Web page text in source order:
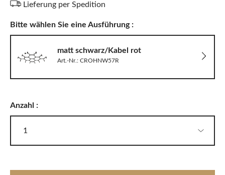
Lieferung per Spedition
Bitte wählen Sie eine Ausführung :
matt schwarz/Kabel rot
Art.-Nr.: CROHNW57R
Anzahl :